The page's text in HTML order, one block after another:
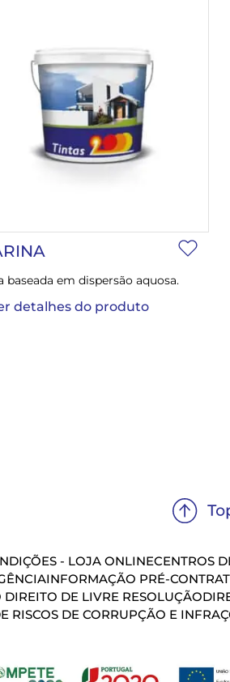
baseada em dispersão aquosa.
detalhes do produto
- LOJA ONLINECENTROS
INFORMAÇÃO PRÉ-
DE LIVRE RESOLUÇÃO
RISCOS DE CORRUPÇÃO E